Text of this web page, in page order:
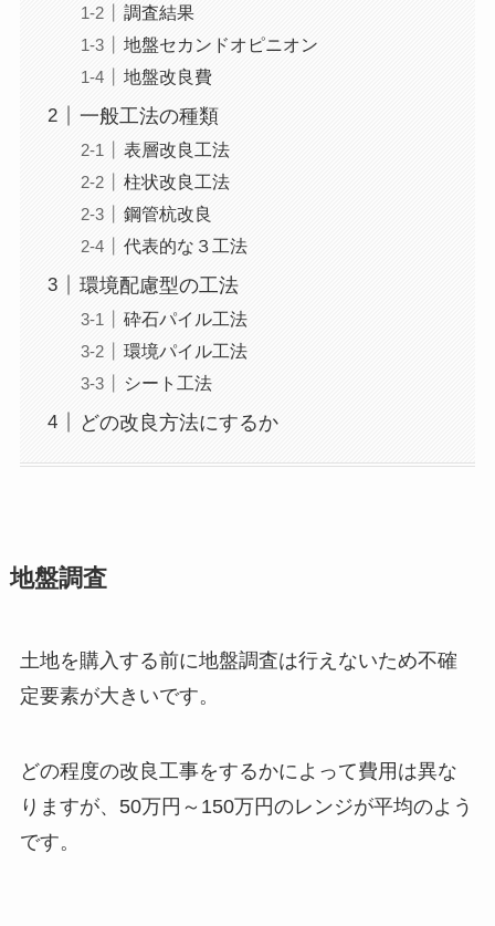
調査結果
地盤セカンドオピニオン
地盤改良費
一般工法の種類
表層改良工法
柱状改良工法
鋼管杭改良
代表的な３工法
環境配慮型の工法
砕石パイル工法
環境パイル工法
シート工法
どの改良方法にするか
地盤調査
土地を購入する前に地盤調査は行えないため不確
定要素が大きいです。
どの程度の改良工事をするかによって費用は異な
りますが、50万円～150万円のレンジが平均のよう
です。